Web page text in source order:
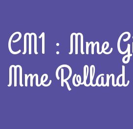
CM1 : Mme
Mme Rolland